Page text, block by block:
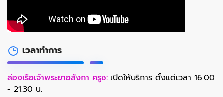
เวลาทำการ
ล่องเรือเจ้าพระยาอลังกา ครูซ: เปิดให้บริการ ตั้งแต่เวลา 16.00
- 21.30 น.